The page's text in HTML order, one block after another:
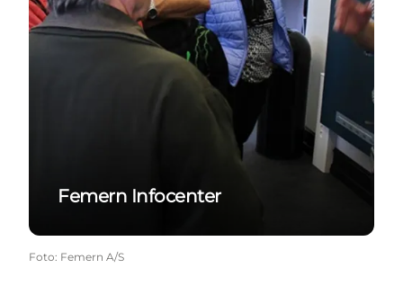
Femern Infocenter
Foto: Femern A/S